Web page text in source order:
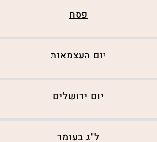
פסח
יום העצמאות
יום ירושלים
ל"ג בעומר